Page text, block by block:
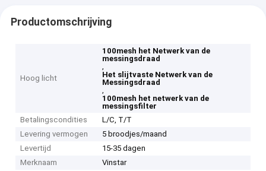
Productomschrijving
Hoog licht
100mesh het Netwerk van de
messingsdraad
,
Het slijtvaste Netwerk van de
Messingsdraad
,
100mesh het netwerk van de
messingsfilter
Betalingscondities
L/C, T/T
Levering vermogen
5 broodjes/maand
Levertijd
15-35 dagen
Merknaam
Vinstar